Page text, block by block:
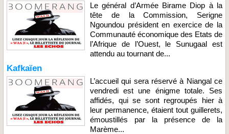
Le général d’Armée Birame Diop à la
tête de la Commission, Serigne
Ngoundou président en exercice de la
Communauté économique des Etats de
l’Afrique de l’Ouest, le Sunugaal est
attendu au tournant de...
Kafkaïen
L’accueil qui sera réservé à Niangal ce
vendredi est une énigme totale. Ses
affidés, qui se sont regroupés hier à
leur permanence, étaient tout guillerets,
émoustillés par la présence de la
Marème...